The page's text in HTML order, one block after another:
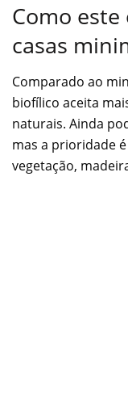
Como
casas
Comparado ao
biofílico aceita
naturais. Ainda
mas a prioridade
vegetação,